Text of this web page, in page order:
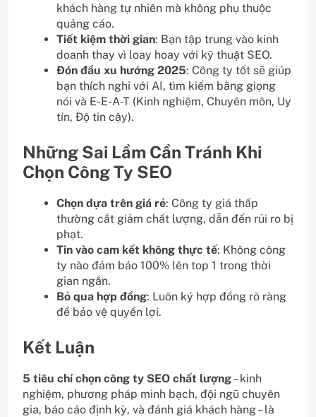
khách hàng tự nhiên mà không phụ thuộc
quảng cáo.
Tiết kiệm thời gian: Bạn tập trung vào kinh
doanh thay vì loay hoay với kỹ thuật SEO.
Đón đầu xu hướng 2025: Công ty tốt sẽ giúp
bạn thích nghi với AI, tìm kiếm bằng giọng
nói và E-E-A-T (Kinh nghiệm, Chuyên môn, Uy
tín, Độ tin cậy).
Những Sai Lầm Cần Tránh Khi
Chọn Công Ty SEO
Chọn dựa trên giá rẻ: Công ty giá thấp
thường cắt giảm chất lượng, dẫn đến rủi ro bị
phạt.
Tin vào cam kết không thực tế: Không công
ty nào đảm bảo 100% lên top 1 trong thời
gian ngắn.
Bỏ qua hợp đồng: Luôn ký hợp đồng rõ ràng
để bảo vệ quyền lợi.
Kết Luận
5 tiêu chí chọn công ty SEO chất lượng– kinh
nghiệm, phương pháp minh bạch, đội ngũ chuyên
gia, báo cáo định kỳ, và đánh giá khách hàng – là